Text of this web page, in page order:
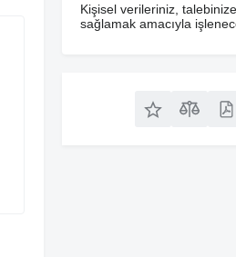
Kişisel verileriniz,
sağlamak amacıyla